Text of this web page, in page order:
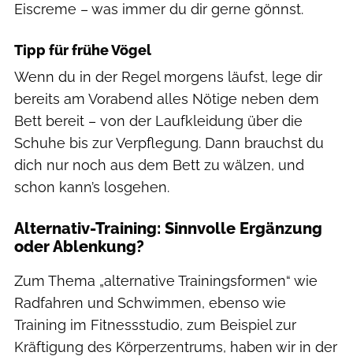
Eiscreme – was immer du dir gerne gönnst.
Tipp für frühe Vögel
Wenn du in der Regel morgens läufst, lege dir
bereits am Vorabend alles Nötige neben dem
Bett bereit – von der Laufkleidung über die
Schuhe bis zur Verpflegung. Dann brauchst du
dich nur noch aus dem Bett zu wälzen, und
schon kann’s losgehen.
Alternativ-Training: Sinnvolle Ergänzung
oder Ablenkung?
Zum Thema „alternative Trainingsformen“ wie
Radfahren und Schwimmen, ebenso wie
Training im Fitnessstudio, zum Beispiel zur
Kräftigung des Körperzentrums, haben wir in der